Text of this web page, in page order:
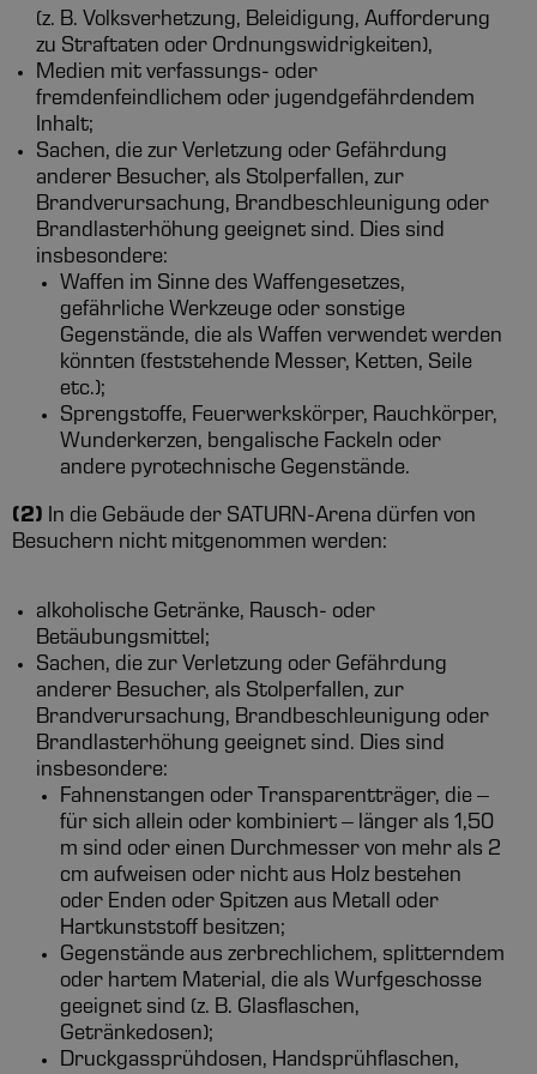
(z. B. Volksverhetzung, Beleidigung, Aufforderung
zu Straftaten oder Ordnungswidrigkeiten),
Medien mit verfassungs- oder
fremdenfeindlichem oder jugendgefährdendem
Inhalt;
Sachen, die zur Verletzung oder Gefährdung
anderer Besucher, als Stolperfallen, zur
Brandverursachung, Brandbeschleunigung oder
Brandlasterhöhung geeignet sind. Dies sind
insbesondere:
Waffen im Sinne des Waffengesetzes,
gefährliche Werkzeuge oder sonstige
Gegenstände, die als Waffen verwendet werden
könnten (feststehende Messer, Ketten, Seile
etc.);
Sprengstoffe, Feuerwerkskörper, Rauchkörper,
Wunderkerzen, bengalische Fackeln oder
andere pyrotechnische Gegenstände.
(2) In die Gebäude der SATURN-Arena dürfen von
Besuchern nicht mitgenommen werden:
alkoholische Getränke, Rausch- oder
Betäubungsmittel;
Sachen, die zur Verletzung oder Gefährdung
anderer Besucher, als Stolperfallen, zur
Brandverursachung, Brandbeschleunigung oder
Brandlasterhöhung geeignet sind. Dies sind
insbesondere:
Fahnenstangen oder Transparentträger, die –
für sich allein oder kombiniert – länger als 1,50
m sind oder einen Durchmesser von mehr als 2
cm aufweisen oder nicht aus Holz bestehen
oder Enden oder Spitzen aus Metall oder
Hartkunststoff besitzen;
Gegenstände aus zerbrechlichem, splitterndem
oder hartem Material, die als Wurfgeschosse
geeignet sind (z. B. Glasflaschen,
Getränkedosen);
Druckgassprühdosen, Handsprühflaschen,